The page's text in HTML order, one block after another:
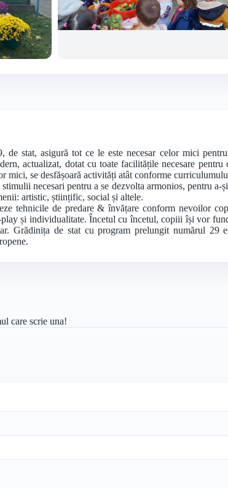
stat, asigură tot ce le este necesar celor mici
actualizat, dotat cu toate facilitățile necesare
mici, se desfășoară activități atât conforme
necesari pentru a se dezvolta armonios, pentru
artistic, științific, social și altele.
tehnicile de predare & învățare conform nevoilor
și individualitate. Încetul cu încetul, copiii își vor
Grădinița de stat cu program prelungit numărul 29
care scrie una!